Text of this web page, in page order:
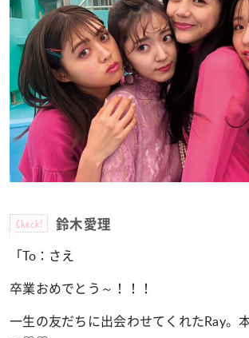
Check! 鈴木愛理
「To：さえ
卒業おめでとう～！！！
一生の友だちに出会わせてくれたRay。